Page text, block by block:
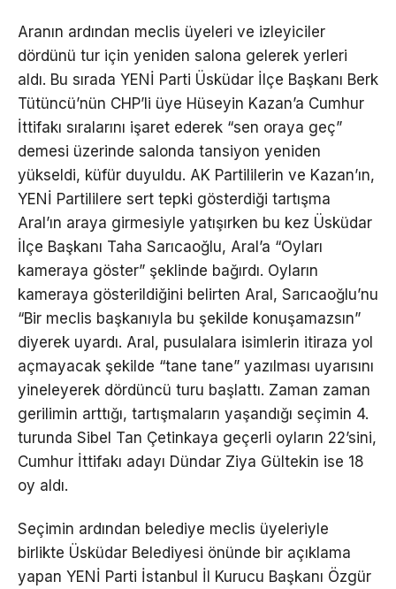
Aranın ardından meclis üyeleri ve izleyiciler
dördünü tur için yeniden salona gelerek yerleri
aldı. Bu sırada YENİ Parti Üsküdar İlçe Başkanı Berk
Tütüncü’nün CHP’li üye Hüseyin Kazan’a Cumhur
İttifakı sıralarını işaret ederek “sen oraya geç”
demesi üzerinde salonda tansiyon yeniden
yükseldi, küfür duyuldu. AK Partililerin ve Kazan’ın,
YENİ Partililere sert tepki gösterdiği tartışma
Aral’ın araya girmesiyle yatışırken bu kez Üsküdar
İlçe Başkanı Taha Sarıcaoğlu, Aral’a “Oyları
kameraya göster” şeklinde bağırdı. Oyların
kameraya gösterildiğini belirten Aral, Sarıcaoğlu’nu
“Bir meclis başkanıyla bu şekilde konuşamazsın”
diyerek uyardı. Aral, pusulalara isimlerin itiraza yol
açmayacak şekilde “tane tane” yazılması uyarısını
yineleyerek dördüncü turu başlattı. Zaman zaman
gerilimin arttığı, tartışmaların yaşandığı seçimin 4.
turunda Sibel Tan Çetinkaya geçerli oyların 22’sini,
Cumhur İttifakı adayı Dündar Ziya Gültekin ise 18
oy aldı.
Seçimin ardından belediye meclis üyeleriyle
birlikte Üsküdar Belediyesi önünde bir açıklama
yapan YENİ Parti İstanbul İl Kurucu Başkanı Özgür